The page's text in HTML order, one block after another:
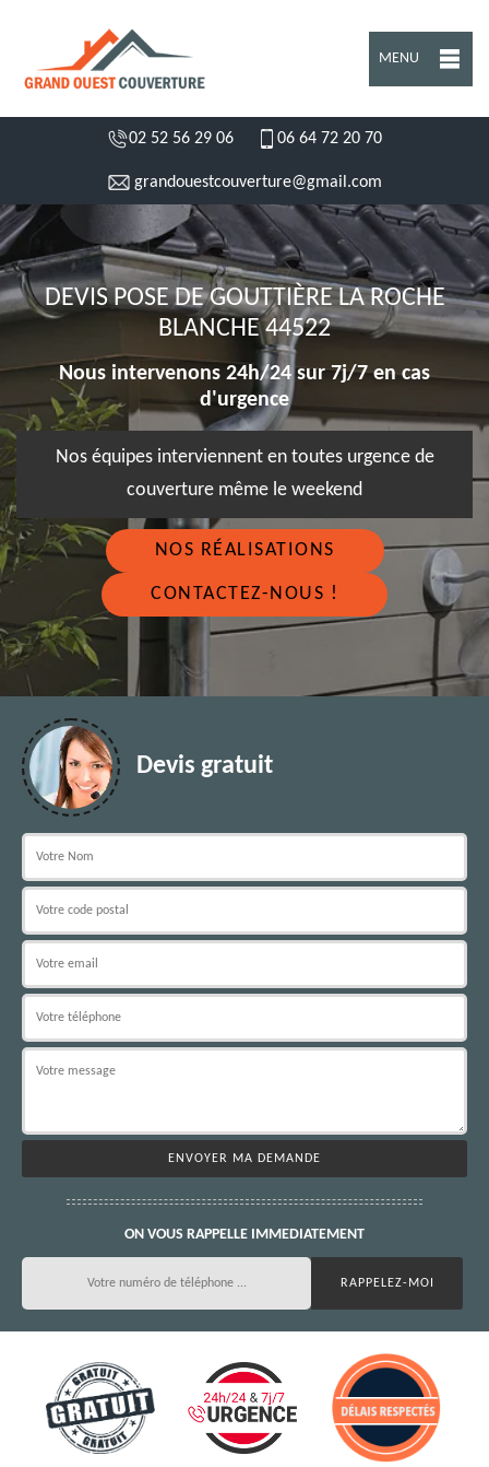
MENU
02 52 56 29 06 06 64 72 20 70
grandouestcouverture@gmail.com
DEVIS POSE DE GOUTTIÈRE LA ROCHE
BLANCHE 44522
Nous intervenons 24h/24 sur 7j/7 en cas
d'urgence
Nos équipes interviennent en toutes urgence de
couverture même le weekend
NOS RÉALISATIONS
CONTACTEZ-NOUS !
Devis gratuit
ON VOUS RAPPELLE IMMEDIATEMENT